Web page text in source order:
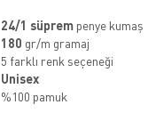
24/1 süprempenye kumaş
180 gr/m gramaj
5 farklı renk seçeneği
Unisex
%100 pamuk